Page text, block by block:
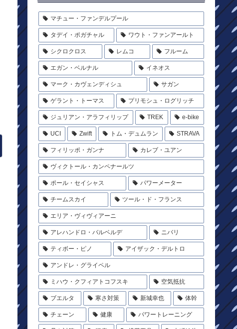
マチュー・ファンデルプール
タデイ・ポガチャル ワウト・ファンアールト
シクロクロス レムコ フルーム
エガン・ベルナル イネオス
マーク・カヴェンディシュ サガン
ゲラント・トーマス プリモシュ・ログリッチ
ジュリアン・アラフィリップ TREK e-bike
UCI Zwift トム・デュムラン STRAVA
フィリッポ・ガンナ カレブ・ユアン
ヴィクトール・カンペナールツ
ポール・セイシャス パワーメーター
チームスカイ ツール・ド・フランス
エリア・ヴィヴィアーニ
アレハンドロ・バルベルデ ニバリ
ティボー・ピノ アイザック・デルトロ
アンドレ・グライペル
ミハウ・クフィアトコフスキ 空気抵抗
ブエルタ 寒さ対策 新城幸也 体幹
チェーン 健康 パワートレーニング